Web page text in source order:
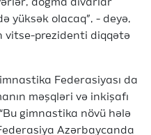
doğma divarlar
yüksək olacaq”, - deyə,
vitse-prezidenti diqqətə
Federasiyası da
məşqləri və inkişafı
gimnastika növü hələ
Azərbaycanda